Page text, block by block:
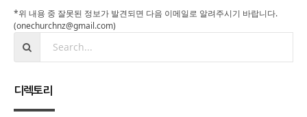
*위 내용 중 잘못된 정보가 발견되면 다음 이메일로 알려주시기 바랍니다.
(onechurchnz@gmail.com)
디렉토리